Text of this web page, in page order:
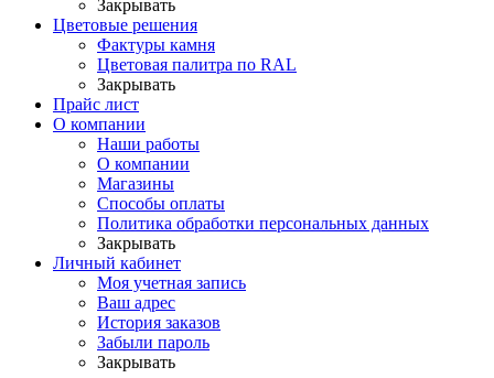
Закрывать
Цветовые решения
Фактуры камня
Цветовая палитра по RAL
Закрывать
Прайс лист
О компании
Наши работы
О компании
Магазины
Способы оплаты
Политика обработки персональных данных
Закрывать
Личный кабинет
Моя учетная запись
Ваш адрес
История заказов
Забыли пароль
Закрывать